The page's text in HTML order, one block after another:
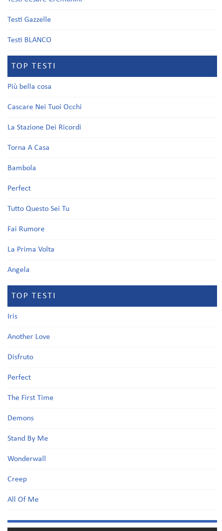
Testi Gazzelle
Testi BLANCO
TOP TESTI
Più bella cosa
Cascare Nei Tuoi Occhi
La Stazione Dei Ricordi
Torna A Casa
Bambola
Perfect
Tutto Questo Sei Tu
Fai Rumore
La Prima Volta
Angela
TOP TESTI
Iris
Another Love
Disfruto
Perfect
The First Time
Demons
Stand By Me
Wonderwall
Creep
All Of Me